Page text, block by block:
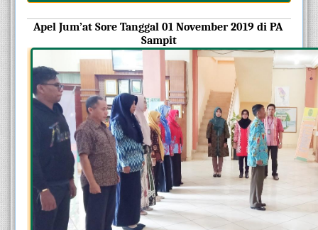
Apel Jum’at Sore Tanggal 01 November 2019 di PA
Sampit